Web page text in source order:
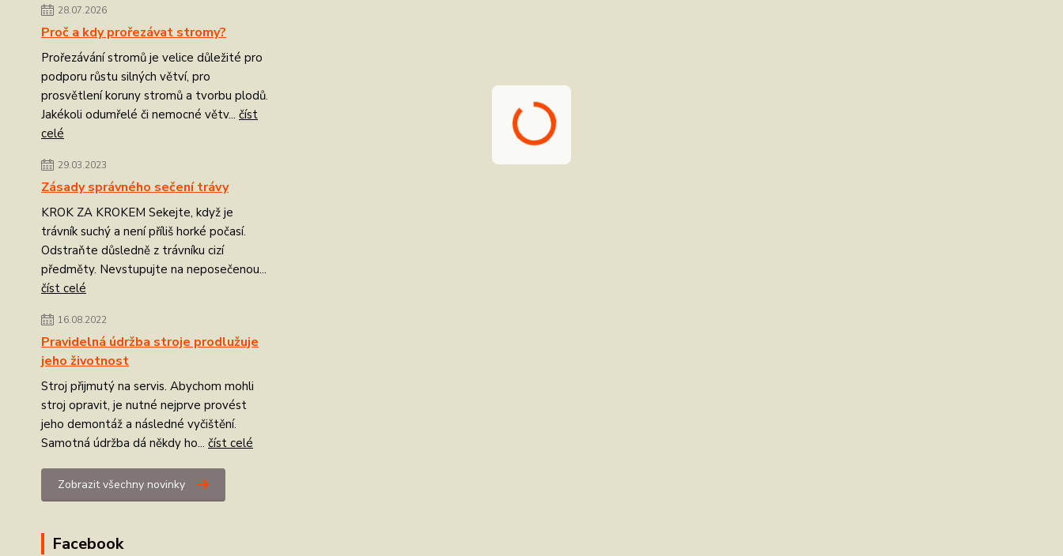
28.07.2026
Proč a kdy prořezávat stromy?
Prořezávání stromů je velice důležité pro
podporu růstu silných větví, pro
prosvětlení koruny stromů a tvorbu plodů.
Jakékoli odumřelé či nemocné větv... číst
celé
29.03.2023
Zásady správného sečení trávy
KROK ZA KROKEM Sekejte, když je
trávník suchý a není příliš horké počasí.
Odstraňte důsledně z trávníku cizí
předměty. Nevstupujte na neposečenou...
číst celé
16.08.2022
Pravidelná údržba stroje prodlužuje
jeho životnost
Stroj přijmutý na servis. Abychom mohli
stroj opravit, je nutné nejprve provést
jeho demontáž a následné vyčištění.
Samotná údržba dá někdy ho... číst celé
Zobrazit všechny novinky
Facebook